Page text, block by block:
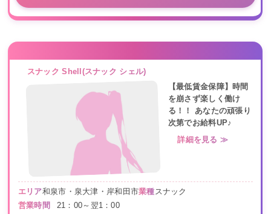
スナック Shell(スナック シェル)
【最低賃金保障】時間
を崩さず楽しく働け
る！！ あなたの頑張り
次第でお給料UP♪
詳細を見る ≫
エリア和泉市・泉大津・岸和田市業種スナック
営業時間
21：00～翌1：00